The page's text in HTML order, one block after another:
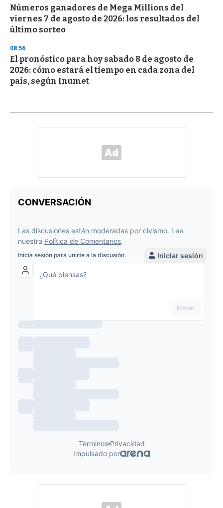
Números ganadores de Mega Millions del
viernes 7 de agosto de 2026: los resultados del
último sorteo
08:56
El pronóstico para hoy sabado 8 de agosto de
2026: cómo estará el tiempo en cada zona del
país, según Inumet